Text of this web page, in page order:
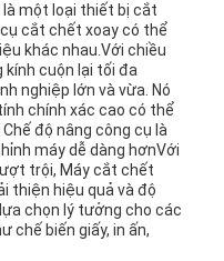
một loại thiết bị cắt
cắt chết xoay có thể
khác nhau.Với chiều
cuộn lại tối đa
nghiệp lớn và vừa. Nó
chính xác cao có thể
độ nâng công cụ là
máy dễ dàng hơnVới
trội, Máy cắt chết
thiện hiệu quả và độ
chọn lý tưởng cho các
chế biến giấy, in ấn,